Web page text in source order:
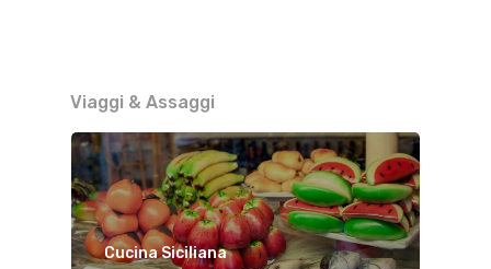
Viaggi & Assaggi
Cucina Siciliana